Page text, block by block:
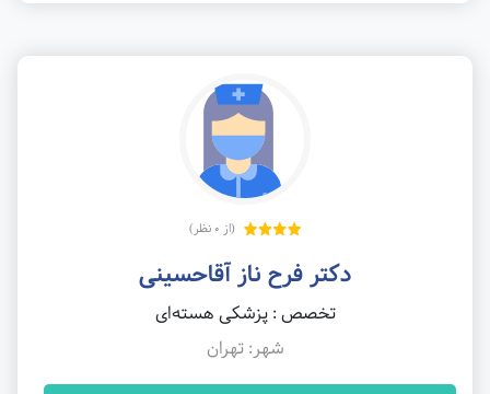
(از 0 نظر)
دکتر فرح ناز آقاحسینی
تخصص : پزشکی هسته‌ای
شهر: تهران